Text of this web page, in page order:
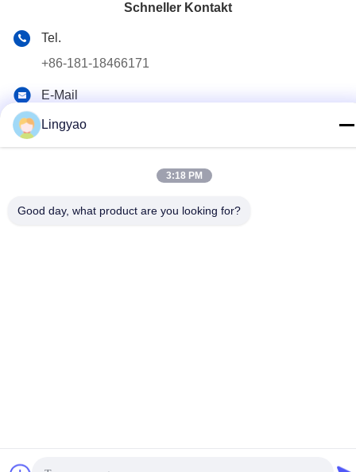
Schneller Kontakt
Tel.
+86-181-18466171
E-Mail
sale2@szlysb.com.cn
Anschrift
Nr. 115 Zhujia Straße, Stadt Lujia,Kunshan,Provinz Jiangsu
Datenschutzrichtlinie |Sitemap
Lingyao
3:18 PM
Good day, what product are you looking for?